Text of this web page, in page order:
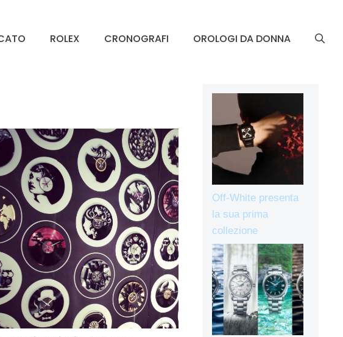
ROLEX CRONOGRAFI OROLOGI DA DONNA
Off-White presenta
la sua prima
collezione